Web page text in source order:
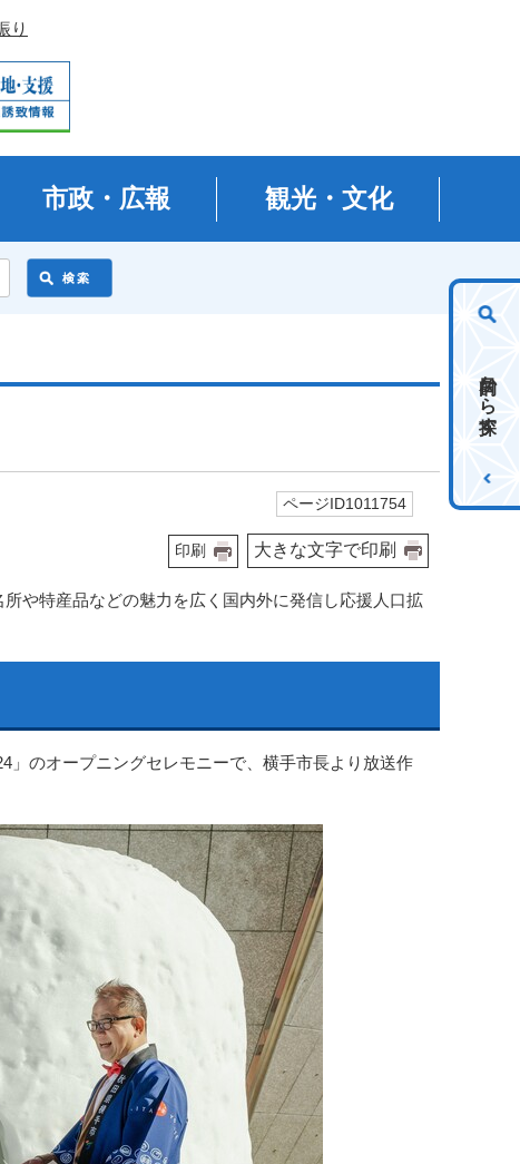
り
市政・広報 観光・文化
目的から探す
ページID1011754
印刷 大きな文字で印刷
や特産品などの魅力を広く国内外に発信し応援人口拡
」のオープニングセレモニーで、横手市長より放送作